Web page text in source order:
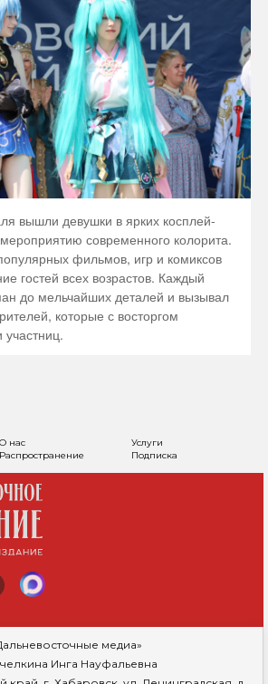
вышли девушки в ярких косплей-
современного колорита.
фильмов, игр и комиксов
гостей всех возрастов. Каждый
до мельчайших деталей и вызывал
которые с восторгом
О нас
Услуги
Распространение Подписка
медиа»
Инга Науфальевна